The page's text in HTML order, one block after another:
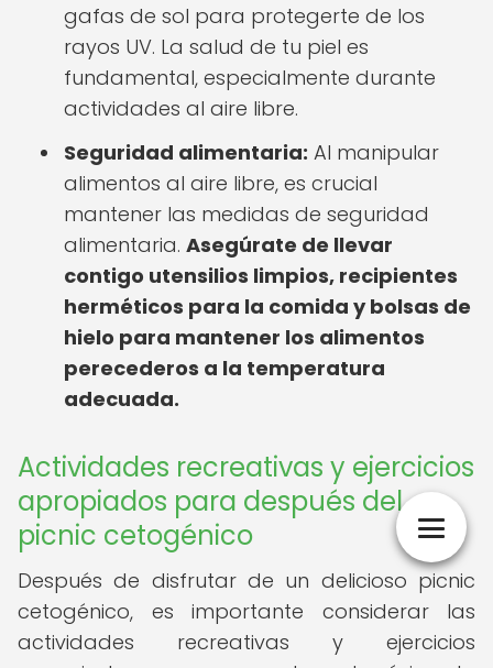
gafas de sol para protegerte de los
rayos UV. La salud de tu piel es
fundamental, especialmente durante
actividades al aire libre.
Seguridad alimentaria: Al manipular
alimentos al aire libre, es crucial
mantener las medidas de seguridad
alimentaria. Asegúrate de llevar
contigo utensilios limpios, recipientes
herméticos para la comida y bolsas de
hielo para mantener los alimentos
perecederos a la temperatura
adecuada.
Actividades recreativas y ejercicios
apropiados para después del
picnic cetogénico
Después de disfrutar de un delicioso picnic
cetogénico, es importante considerar las
actividades recreativas y ejercicios